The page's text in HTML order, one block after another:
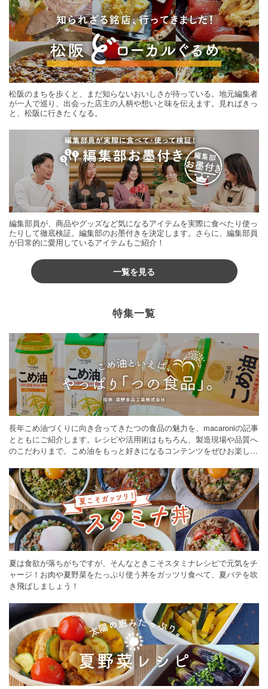
松阪のまちを歩くと、まだ知らないおいしさが待っている。地元編集者
が一人で巡り、出会った店主の人柄や想いと味を伝えます。見ればきっ
と、松阪に行きたくなる。
編集部員が、商品やグッズなど気になるアイテムを実際に食べたり使っ
たりして徹底検証。編集部のお墨付きを決定します。さらに、編集部員
が日常的に愛用しているアイテムもご紹介！
一覧を見る
特集一覧
長年こめ油づくりに向き合ってきたつの食品の魅力を、macaroniの記事
とともにご紹介します。レシピや活用術はもちろん、製造現場や品質へ
のこだわりまで。こめ油をもっと好きになるコンテンツをぜひお楽しみ
夏は食欲が落ちがちですが、そんなときこそスタミナレシピで元気をチ
ャージ！お肉や夏野菜をたっぷり使う丼をガッツリ食べて、夏バテを吹
き飛ばしましょう！